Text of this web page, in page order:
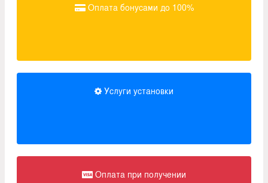
Оплата бонусами до 100%
Услуги установки
Оплата при получении